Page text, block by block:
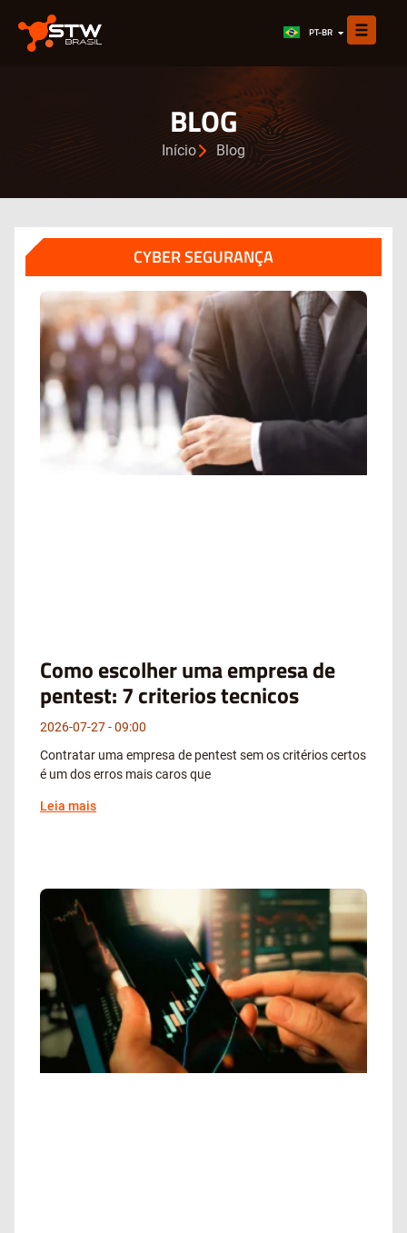
PT-BR
ES
BLOG
Início Blog
CYBER SEGURANÇA
Como escolher uma empresa de
pentest: 7 criterios tecnicos
2026-07-27
09:00
Contratar uma empresa de pentest sem os critérios certos
é um dos erros mais caros que
Leia mais